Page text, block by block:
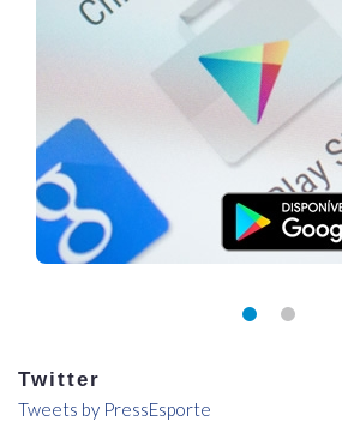
Twitter
Tweets by PressEsporte